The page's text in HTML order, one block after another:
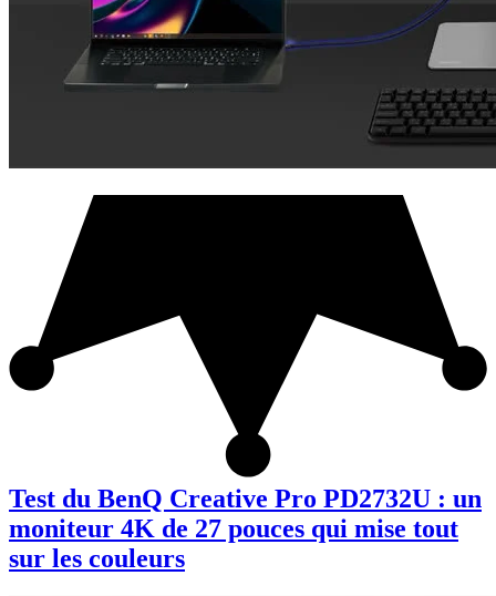
Test du BenQ Creative Pro PD2732U : un
moniteur 4K de 27 pouces qui mise tout
sur les couleurs